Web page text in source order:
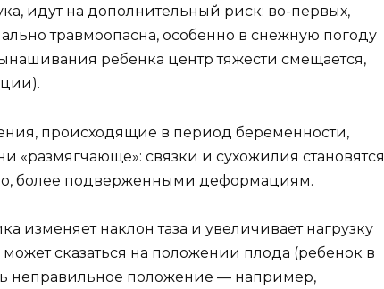
идут на дополнительный риск: во-первых,
травмоопасна, особенно в снежную погоду
ребенка центр тяжести смещается,
происходящие в период беременности,
«размягчающе»: связки и сухожилия становятся
более подверженными деформациям.
изменяет наклон таза и увеличивает нагрузку
сказаться на положении плода (ребенок в
неправильное положение — например,